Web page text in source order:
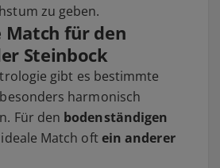
zu geben.
Match für den
Steinbock
gibt es bestimmte
harmonisch
Für den bodenständigen
Match oftein anderer